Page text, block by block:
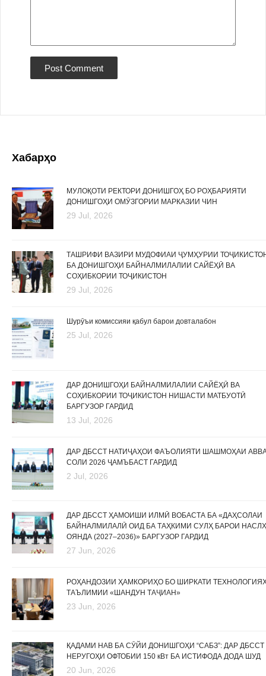
Хабарҳо
МУЛОҚОТИ РЕКТОРИ ДОНИШГОҲ БО РОҲБАРИЯТИ
ДОНИШГОҲИ ОМӮЗГОРИИ МАРКАЗИИ ЧИН
29 Jul, 2026
ТАШРИФИ ВАЗИРИ МУДОФИАИ ҶУМҲУРИИ
БА ДОНИШГОҲИ БАЙНАЛМИЛАЛИИ САЙЁҲӢ ВА
СОҲИБКОРИИ ТОҶИКИСТОН
29 Jul, 2026
Шурӯъи комиссияи қабул барои довталабон
25 Jul, 2026
ДАР ДОНИШГОҲИ БАЙНАЛМИЛАЛИИ САЙЁҲӢ ВА
СОҲИБКОРИИ ТОҶИКИСТОН НИШАСТИ МАТБУОТӢ
БАРГУЗОР ГАРДИД
13 Jul, 2026
ДАР ДБССТ НАТИҶАҲОИ ФАЪОЛИЯТИ ШАШМОҲАИ
СОЛИ 2026 ҶАМЪБАСТ ГАРДИД
2 Jul, 2026
ДАР ДБССТ ҲАМОИШИ ИЛМӢ ВОБАСТА БА «ДАҲСОЛАИ
БАЙНАЛМИЛАЛӢ ОИД БА ТАҲКИМИ СУЛҲ БАРОИ
ОЯНДА (2027–2036)» БАРГУЗОР ГАРДИД
27 Jun, 2026
РОҲАНДОЗИИ ҲАМКОРИҲО БО ШИРКАТИ
ТАЪЛИМИИ «ШАНДУН ТАҶИАН»
23 Jun, 2026
ҚАДАМИ НАВ БА СӮЙИ ДОНИШГОҲИ “САБЗ”: ДАР ДБССТ
НЕРУГОҲИ ОФТОБИИ 150 кВт БА ИСТИФОДА ДОДА ШУД
20 Jun, 2026